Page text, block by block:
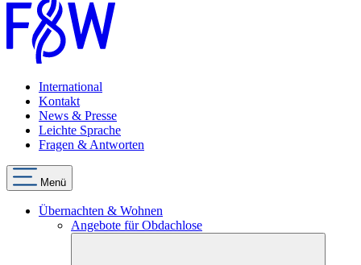
International
Kontakt
News & Presse
Leichte Sprache
Fragen & Antworten
Menü
Übernachten & Wohnen
Angebote für Obdachlose